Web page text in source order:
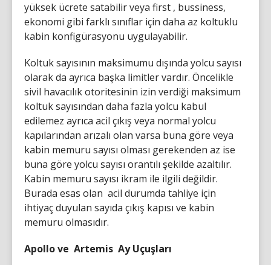
yüksek ücrete satabilir veya first , bussiness,
ekonomi gibi farklı sınıflar için daha az koltuklu
kabin konfigürasyonu uygulayabilir.
Koltuk sayısının maksimumu dışında yolcu sayısı
olarak da ayrıca başka limitler vardır. Öncelikle
sivil havacılık otoritesinin izin verdiği maksimum
koltuk sayısından daha fazla yolcu kabul
edilemez ayrıca acil çıkış veya normal yolcu
kapılarından arızalı olan varsa buna göre veya
kabin memuru sayısı olması gerekenden az ise
buna göre yolcu sayısı orantılı şekilde azaltılır.
Kabin memuru sayısı ikram ile ilgili değildir.
Burada esas olan acil durumda tahliye için
ihtiyaç duyulan sayıda çıkış kapısı ve kabin
memuru olmasıdır.
Apollo ve Artemis Ay Uçuşları